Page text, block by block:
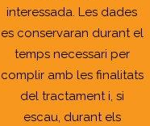
interessada. Les dades
es conservaran durant el
temps necessari per
complir amb les finalitats
del tractament i, si
escau, durant els